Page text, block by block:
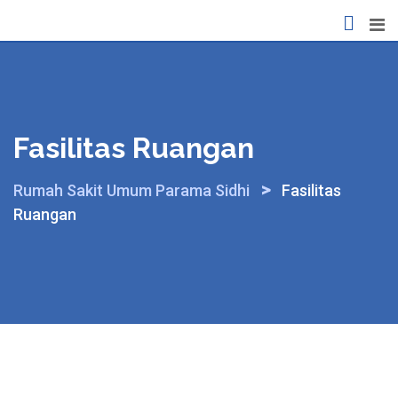
Fasilitas Ruangan
Rumah Sakit Umum Parama Sidhi >
Fasilitas
Ruangan